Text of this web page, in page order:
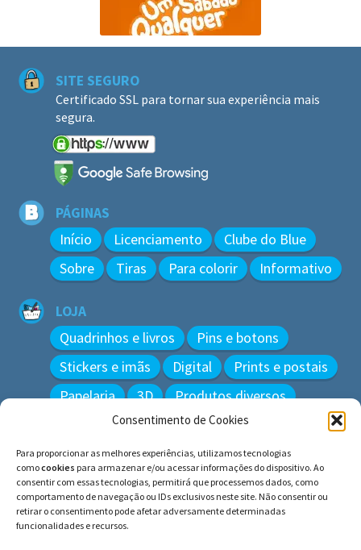
Consentimento de Cookies
Para proporcionar as melhores experiências, utilizamos tecnologias
comocookies para armazenar e/ou acessar informações do dispositivo. Ao
consentir com essas tecnologias, permitirá que processemos dados, como
comportamento de navegação ou IDs exclusivos neste site. Não consentir ou
retirar o consentimento pode afetar adversamente determinadas
funcionalidades e recursos.
SITE SEGURO
Certificado SSL para tornar sua experiência mais
segura.
PÁGINAS
Início Licenciamento
Clube do Blue
Sobre
Tiras Para colorir Informativo
LOJA
Quadrinhos e livros
Pins e botons
Stickers e imãs
Digital
Prints e postais
Papelaria
3D Produtos diversos
Pesquisar
por: